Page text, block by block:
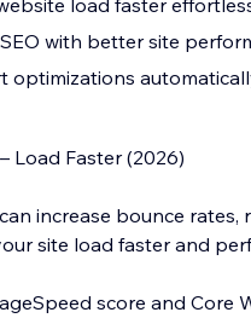
load faster
with better site
optimizations
Load Faster (2026)
increase bounce
site load faster and
score and Core